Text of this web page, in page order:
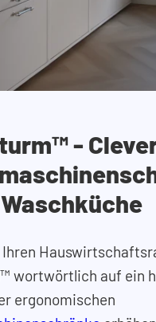
-
Ihren
wortwörtlich auf ein
ergonomischen